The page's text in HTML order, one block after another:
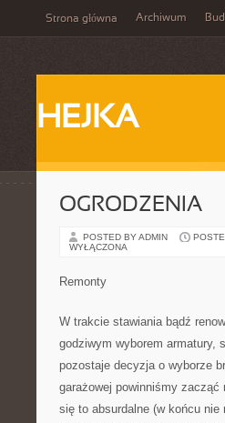
Strona główna Archiwum
HEJKA
OGRODZENIA
POSTED BY ADMIN
WYŁĄCZONA
Remonty
W trakcie stawiania bądź
godziwym wyborem armatury,
pozostaje decyzja o wyborze
garażowej powinniśmy
się to absurdalne (w końcu